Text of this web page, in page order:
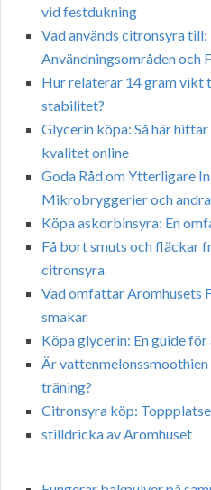
vid festdukning
Vad används citronsyra
Användningsområden och
Hur relaterar 14 gram vikt
stabilitet?
Glycerin köpa: Så här
kvalitet online
Goda Råd om Ytterligare
Mikrobryggerier och
Köpa askorbinsyra: En
Få bort smuts och fläckar
citronsyra
Vad omfattar Aromhusets
smakar
Köpa glycerin: En guide
Är
träning?
Citronsyra köp:
stilldricka av Aromhuset